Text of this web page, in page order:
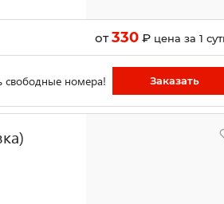
от330₽ цена за 1
свободные номера! Заказать